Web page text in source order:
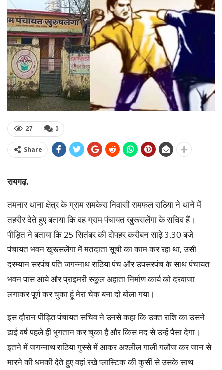
0
27
Share
रायगढ़.
तमनार थाना क्षेत्र के ग्राम समकेरा निवासी रामफल राठिया ने थाने में
तहरीर देते हुए बताया कि वह ग्राम पंचायत खुरूसलेंगा के सचिव हैं।
पीड़ित ने बताया कि 25 सितंबर की दोपहर करीबन साढ़े 3.30 बजे
पंचायत भवन खुरूसलेंगा में मतदाता सूची का काम कर रहा था, उसी
दरम्यान सरपंच पति जगन्नाथ राठिया पंच और उपसरपंच के साथ पंचायत
भवन पास आये और प्राइमरी स्कूल अहाता निर्माण कार्य को दरवाजा
लगाकर पूर्ण कर चुका हूं मेरा चेक बना दो बोला गया।
इस दौरान पीड़ित पंचायत सचिव ने उनसे कहा कि उक्त राशि का उसने
ढाई वर्ष पहले ही भुगतान कर चुका है और किस मद से उन्हें पैसा देगा।
इतने में जगन्नाथ राठिया गुस्से में आकर अश्लील गाली गलौज कर जान से
मारने की धमकी देते हुए वहां रखे प्लास्टिक की कुर्सी से उसके साथ